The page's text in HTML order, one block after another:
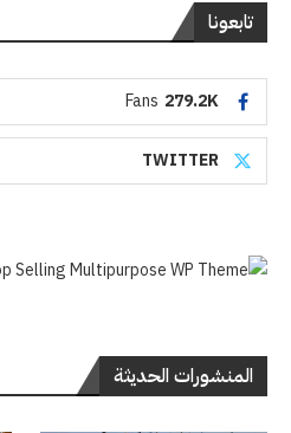
تابعونا
279.2K
Fans
TWITTER
المنشورات الحديثة